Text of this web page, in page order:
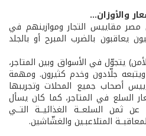
والأوزان...
مصر مقاييس التجار وموازينهم في
يعاقبون بالضرب المبرح أو بالجلد
يتجوّل في الأسواق وبين المتاجر،
ويتبعه جلّادون وخدم كثيرون. ومهمة
أصحاب جميع المحلات وتجريبها
السلع في المتاجر، كما كان يسأل
ثمن السلعــة الغذائيــة التــي
المتلاعبـين والغشّاشين.